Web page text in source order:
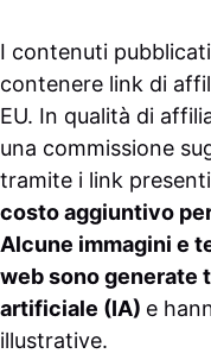
I contenuti
contenere link di
EU. In qualità di
una commissione
tramite i link
costo aggiuntivo
Alcune immagini e
web sono generate
artificiale (IA) e
illustrative.